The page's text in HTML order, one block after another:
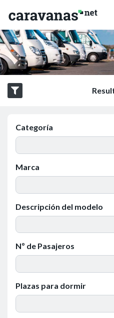
Categoría
Marca
Descripción del modelo
Nº de Pasajeros
Plazas para dormir